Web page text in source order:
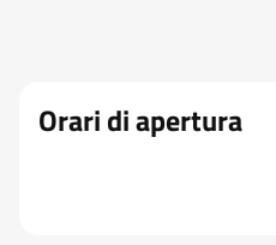
Orari di apertura